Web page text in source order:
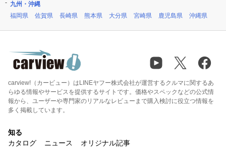
九州・沖縄
福岡県
佐賀県 長崎県 熊本県 大分県 宮崎県 鹿児島県 沖縄県
carview!（カービュー）はLINEヤフー株式会社が運営するクルマに関するあ
らゆる情報やサービスを提供するサイトです。価格やスペックなどの公式情
報から、ユーザーや専門家のリアルなレビューまで購入検討に役立つ情報を
多く掲載しています。
知る
カタログ
ニュース オリジナル記事